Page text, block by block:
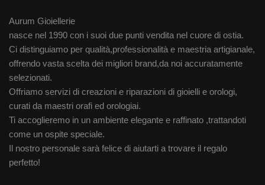
Aurum Gioiellerie
nasce nel 1990 con i suoi due punti vendita nel cuore di ostia.
Ci distinguiamo per qualità,professionalità e maestria artigianale,
offrendo vasta scelta dei migliori brand,da noi accuratamente
selezionati.
Offriamo servizi di creazioni e riparazioni di gioielli e orologi,
curati da maestri orafi ed orologiai.
Ti accoglieremo in un ambiente elegante e raffinato ,trattandoti
come un ospite speciale.
Il nostro personale sarà felice di aiutarti a trovare il regalo
perfetto!